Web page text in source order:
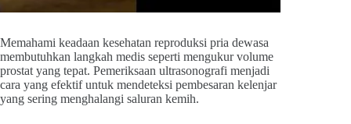
Memahami keadaan kesehatan reproduksi pria dewasa
membutuhkan langkah medis seperti mengukur volume
prostat yang tepat. Pemeriksaan ultrasonografi menjadi
cara yang efektif untuk mendeteksi pembesaran kelenjar
yang sering menghalangi saluran kemih.